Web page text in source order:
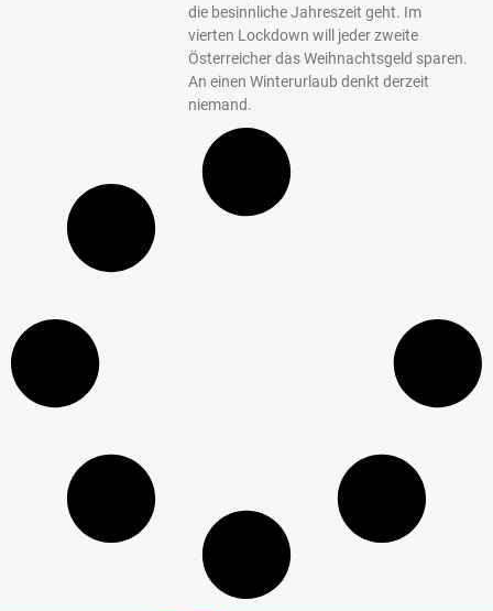
die besinnliche Jahreszeit geht. Im
vierten Lockdown will jeder zweite
Österreicher das Weihnachtsgeld sparen.
An einen Winterurlaub denkt derzeit
niemand.